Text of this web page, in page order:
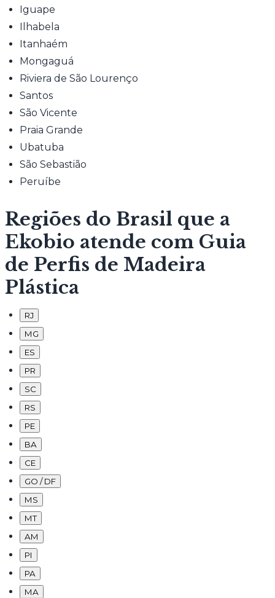
Iguape
Ilhabela
Itanhaém
Mongaguá
Riviera de São Lourenço
Santos
São Vicente
Praia Grande
Ubatuba
São Sebastião
Peruíbe
Regiões do Brasil que a
Ekobio atende com Guia
de Perfis de Madeira
Plástica
RJ
MG
ES
PR
SC
RS
PE
BA
CE
GO / DF
MS
MT
AM
PI
PA
MA